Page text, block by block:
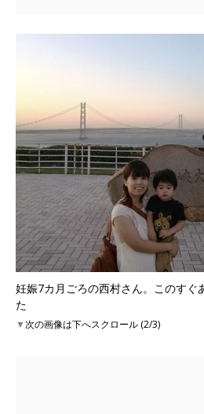
妊娠7カ月ごろの西村さん。このすぐ
た
▼次の画像は下へスクロール (2/3)